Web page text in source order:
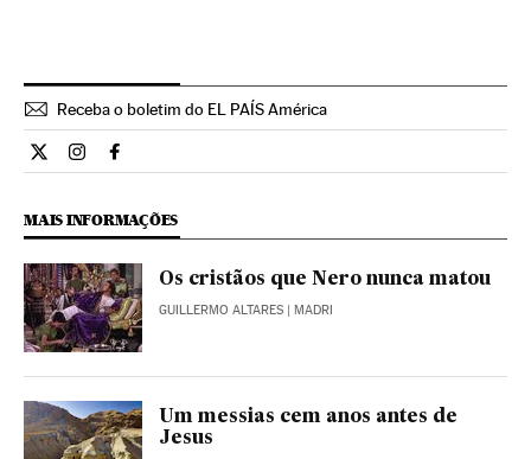
Receba o boletim do EL PAÍS América
Ciencia El País Brasil en Twitter
Ciencia El País Brasil en Instagram
Ciencia El País Brasil en Facebook
MAIS INFORMAÇÕES
Os cristãos que Nero nunca matou
GUILLERMO ALTARES | MADRI
Um messias cem anos antes de
Jesus